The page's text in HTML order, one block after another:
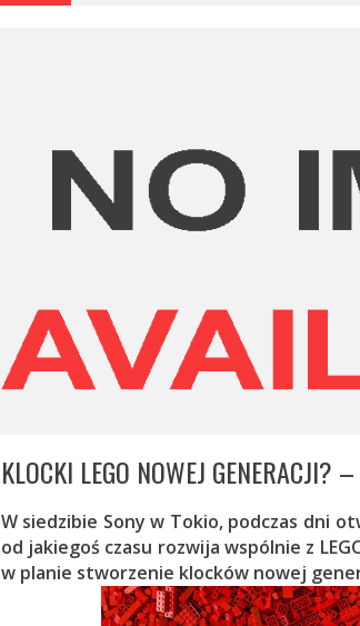
KLOCKI LEGO NOWEJ GENERACJI?
W siedzibie Sony w Tokio, podczas dni
od jakiegoś czasu rozwija wspólnie z
w planie stworzenie klocków nowej